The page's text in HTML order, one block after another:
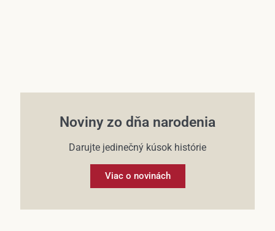
Noviny zo dňa narodenia
Darujte jedinečný kúsok histórie
Viac o novinách